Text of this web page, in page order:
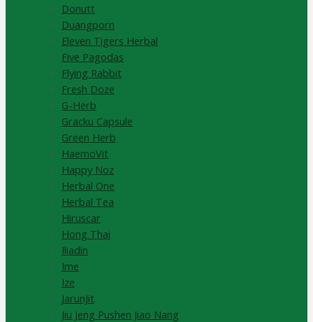
Donutt
Duangporn
Eleven Tigers Herbal
Five Pagodas
Flying Rabbit
Fresh Doze
G-Herb
Gracku Capsule
Green Herb
HaemoVit
Happy Noz
Herbal One
Herbal Tea
Hiruscar
Hong Thai
Iliadin
Ime
Ize
JarunJit
Jiu Jeng Pushen Jiao Nang